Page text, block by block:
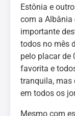
Estônia e
com a Albânia
importante
todos no mês
pelo placar de
favorita e
tranquila, mas
em todos os
Mesmo com